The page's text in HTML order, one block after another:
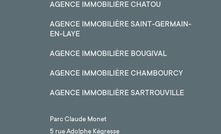
AGENCE IMMOBILIÈRE CHATOU
AGENCE IMMOBILIÈRE SAINT-GERMAIN-
EN-LAYE
AGENCE IMMOBILIÈRE BOUGIVAL
AGENCE IMMOBILIÈRE CHAMBOURCY
AGENCE IMMOBILIÈRE SARTROUVILLE
Parc Claude Monet
5 rue Adolphe Kégresse